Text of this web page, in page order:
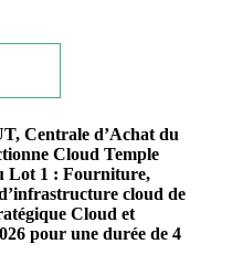
Centrale d’Achat du
Cloud Temple
Lot 1 : Fourniture,
cloud de
Cloud et
pour une durée de 4